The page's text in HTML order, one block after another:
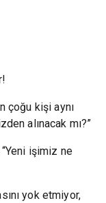
çoğu kişi aynı
alınacak mı?”
işimiz ne
yok etmiyor,